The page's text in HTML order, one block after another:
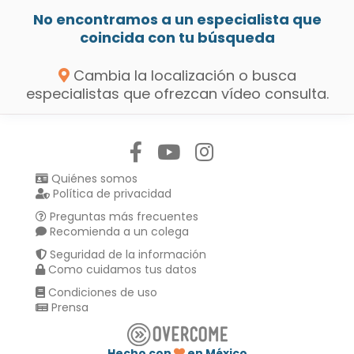
No encontramos a un especialista que
coincida con tu búsqueda
Cambia la localización o busca
especialistas que ofrezcan vídeo consulta.
Quiénes somos
Política de privacidad
Preguntas más frecuentes
Recomienda a un colega
Seguridad de la información
Como cuidamos tus datos
Condiciones de uso
Prensa